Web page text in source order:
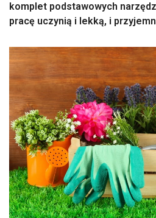
komplet podstawowych
pracę uczynią i lekką, i